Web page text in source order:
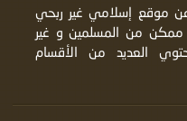
موقع إسلامي غير ربحي
ممكن من المسلمين و غير
العديد من الأقسام